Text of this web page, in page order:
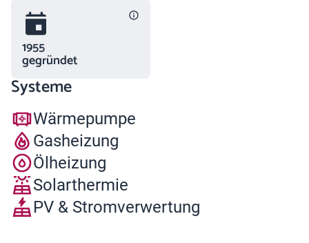
1955
gegründet
Systeme
Wärmepumpe
Gasheizung
Ölheizung
Solarthermie
PV & Stromverwertung